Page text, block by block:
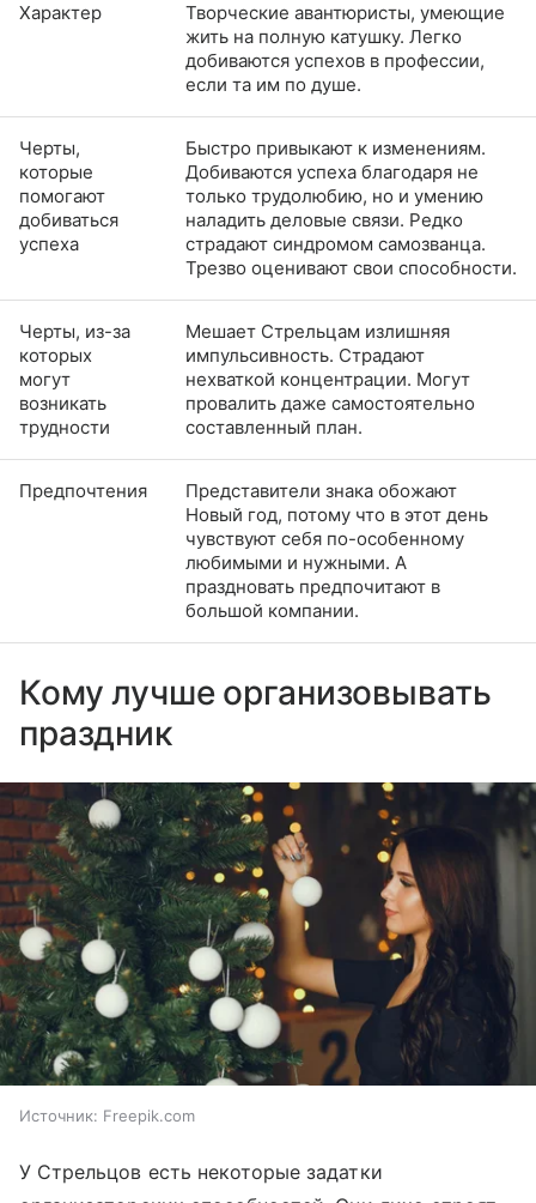
Характер
Творческие авантюристы, умеющие
жить на полную катушку. Легко
добиваются успехов в профессии,
если та им по душе.
Черты,
которые
помогают
добиваться
успеха
Быстро привыкают к изменениям.
Добиваются успеха благодаря не
только трудолюбию, но и умению
наладить деловые связи. Редко
страдают синдромом самозванца.
Трезво оценивают свои способности.
Черты, из-за
которых
могут
возникать
трудности
Мешает Стрельцам излишняя
импульсивность. Страдают
нехваткой концентрации. Могут
провалить даже самостоятельно
составленный план.
Предпочтения
Представители знака обожают
Новый год, потому что в этот день
чувствуют себя по-особенному
любимыми и нужными. А
праздновать предпочитают в
большой компании.
Кому лучше организовывать
праздник
Источник: Freepik.com
У Стрельцов есть некоторые задатки